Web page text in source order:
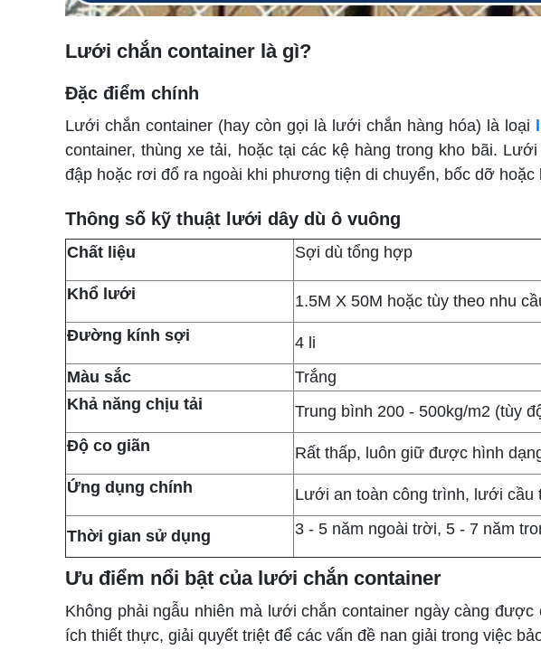
Lưới chắn container là gì?
Đặc điểm chính
Lưới chắn container (hay còn gọi là lưới chắn hàng hóa) là loại
container, thùng xe tải, hoặc tại các kệ hàng trong kho bãi.
đập hoặc rơi đổ ra ngoài khi phương tiện di chuyển, bốc dỡ
Thông số kỹ thuật lưới dây dù ô vuông
Chất liệu Sợi dù tổng hợp
Khổ lưới
1.5M X 50M hoặc tùy theo nhu
Đường kính sợi
4 li
Màu sắc
Trắng
Khả năng chịu tải
Trung bình 200 - 500kg/m2 (tùy
Độ co giãn
Rất thấp, luôn giữ được hình
Ứng dụng chính
Lưới an toàn công trình, lưới
Thời gian sử dụng 3 - 5 năm ngoài trời, 5 - 7 năm
Ưu điểm nổi bật của lưới chắn container
Không phải ngẫu nhiên mà lưới chắn container ngày càng
ích thiết thực, giải quyết triệt để các vấn đề nan giải trong việc